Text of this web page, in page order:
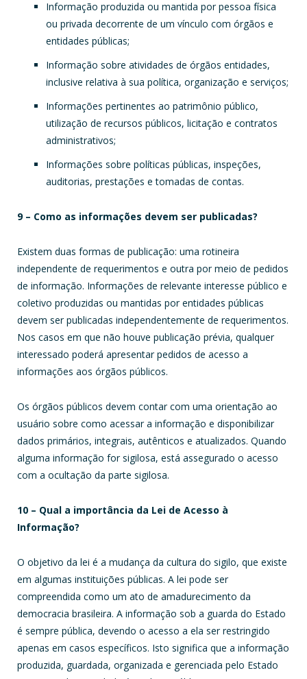
Informação produzida ou mantida por pessoa física
ou privada decorrente de um vínculo com órgãos e
entidades públicas;
Informação sobre atividades de órgãos entidades,
inclusive relativa à sua política, organização e serviços;
Informações pertinentes ao patrimônio público,
utilização de recursos públicos, licitação e contratos
administrativos;
Informações sobre políticas públicas, inspeções,
auditorias, prestações e tomadas de contas.
9 – Como as informações devem ser publicadas?
Existem duas formas de publicação: uma rotineira
independente de requerimentos e outra por meio de pedidos
de informação. Informações de relevante interesse público e
coletivo produzidas ou mantidas por entidades públicas
devem ser publicadas independentemente de requerimentos.
Nos casos em que não houve publicação prévia, qualquer
interessado poderá apresentar pedidos de acesso a
informações aos órgãos públicos.
Os órgãos públicos devem contar com uma orientação ao
usuário sobre como acessar a informação e disponibilizar
dados primários, integrais, autênticos e atualizados. Quando
alguma informação for sigilosa, está assegurado o acesso
com a ocultação da parte sigilosa.
10 – Qual a importância da Lei de Acesso à
Informação?
O objetivo da lei é a mudança da cultura do sigilo, que existe
em algumas instituições públicas. A lei pode ser
compreendida como um ato de amadurecimento da
democracia brasileira. A informação sob a guarda do Estado
é sempre pública, devendo o acesso a ela ser restringido
apenas em casos específicos. Isto significa que a informação
produzida, guardada, organizada e gerenciada pelo Estado